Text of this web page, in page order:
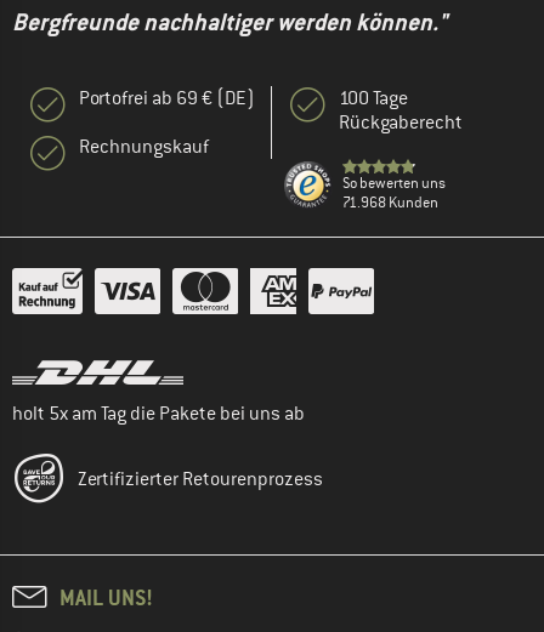
Bergfreunde nachhaltiger werden können."
Portofrei ab 69 € (DE)
Rechnungskauf
100 Tage
Rückgaberecht
So bewerten uns
71.968 Kunden
holt 5x am Tag die Pakete bei uns ab
Zertifizierter Retourenprozess
MAIL UNS!